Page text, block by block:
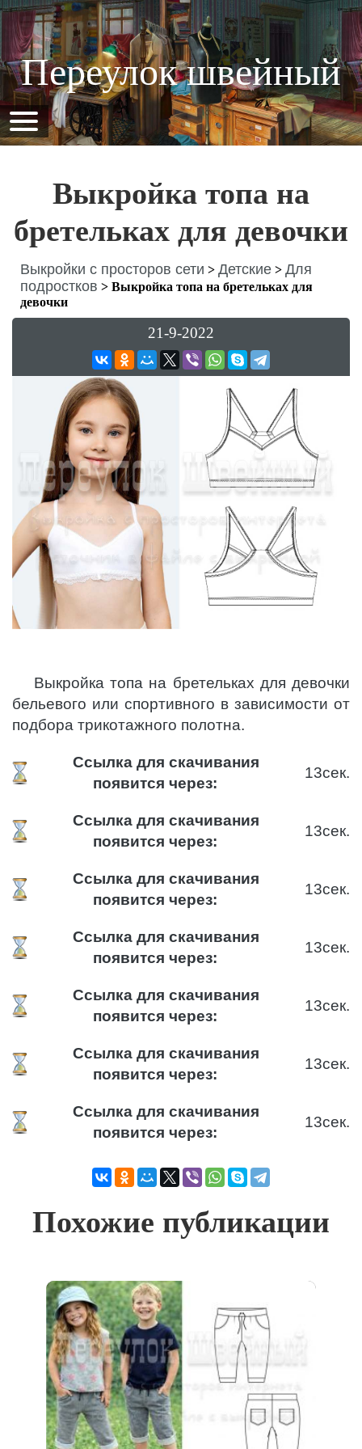
Переулок швейный
Выкройка топа на
бретельках для девочки
Выкройки с просторов сети > Детские > Для
подростков > Выкройка топа на бретельках для
девочки
21-9-2022
Выкройка топа на бретельках для девочки
бельевого или спортивного в зависимости от
подбора трикотажного полотна.
Ссылка для скачивания
появится через:
12сек.
Ссылка для скачивания
появится через:
12сек.
Ссылка для скачивания
появится через:
12сек.
Ссылка для скачивания
появится через:
12сек.
Ссылка для скачивания
появится через:
12сек.
Ссылка для скачивания
появится через:
12сек.
Ссылка для скачивания
появится через:
12сек.
Похожие публикации